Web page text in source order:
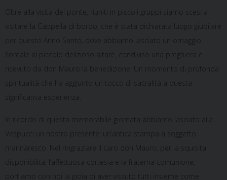
Oltre alla visita del ponte, riuniti in piccoli gruppi siamo scesi a
visitare la Cappella di bordo, che è stata dichiarata luogo giubilare
per questo Anno Santo, dove abbiamo lasciato un omaggio
floreale al piccolo delizioso altare, condiviso una preghiera e
ricevuto da don Mauro la benedizione. Un momento di profonda
spiritualità che ha aggiunto un tocco di sacralità a questa
significativa esperienza.
In ricordo di questa memorabile giornata abbiamo lasciato alla
Vespucci un nostro presente: un’antica stampa a soggetto
marinaresco. Nel ringraziare il caro don Mauro, per la squisita
disponibilità, l’affettuosa cortesia e la fraterna comunione,
portiamo con noi la gioia di aver vissuto tutti insieme come